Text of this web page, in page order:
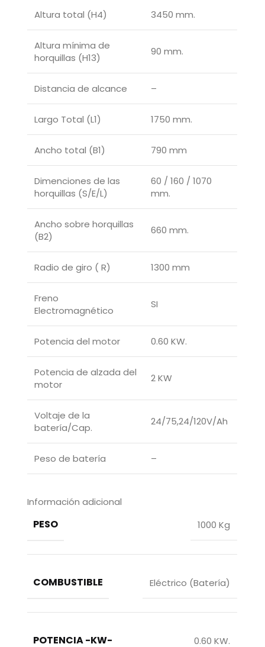
Altura total (H4) 3450 mm.
Altura mínima de
horquillas (H13)
90 mm.
Distancia de alcance –
Largo Total (L1) 1750 mm.
Ancho total (B1) 790 mm
Dimenciones de las
horquillas (S/E/L)
60 / 160 / 1070
mm.
Ancho sobre horquillas
(B2)
660 mm.
Radio de giro ( R) 1300 mm
Freno
Electromagnético
SI
Potencia del motor 0.60 KW.
Potencia de alzada del
motor
2 KW
Voltaje de la
batería/Cap.
24/75,24/120V/Ah
Peso de batería –
Información adicional
PESO 1000 Kg
COMBUSTIBLE Eléctrico (Batería)
POTENCIA -KW-
0.60 KW.